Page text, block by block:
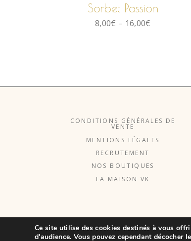
Sorbet Passion
8,00€ – 16,00€
CONDITIONS GÉNÉRALES DE
VENTE
MENTIONS LÉGALES
RECRUTEMENT
NOS BOUTIQUES
LA MAISON VK
Ce site utilise des cookies destinés à vous
d'audience. Vous pouvez cependant décocher